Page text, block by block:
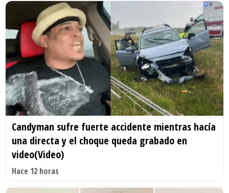
Candyman sufre fuerte accidente mientras hacía
una directa y el choque queda grabado en
video(Video)
Hace 12 horas